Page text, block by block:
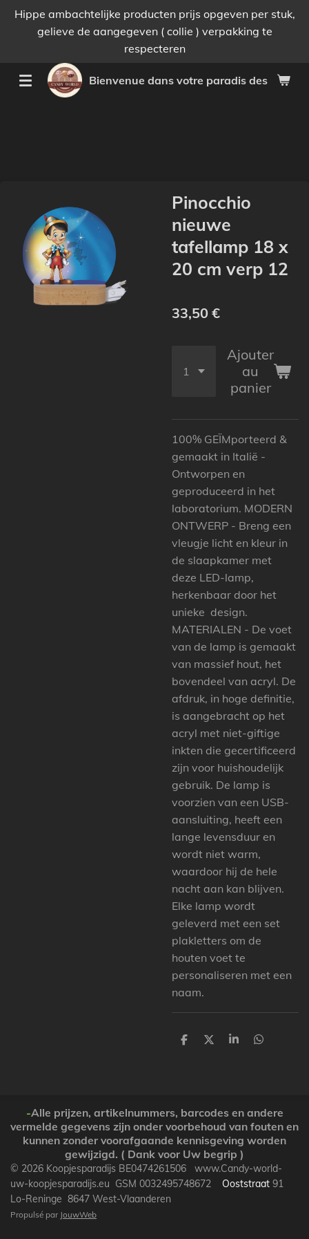
Passer
principal
Bienvenue dans votre paradis des
Hippe ambachtelijke producten prijs opgeven per stuk,
gelieve de aangegeven ( collie ) verpakking te
respecteren
Pinocchio
nieuwe
tafellamp 18 x
20 cm verp 12
33,50 €
Ajouter
au
panier
100% GEÏMporteerd &
gemaakt in Italië -
Ontworpen en
geproduceerd in het
laboratorium. MODERN
ONTWERP - Breng een
vleugje licht en kleur in
de slaapkamer met
deze LED-lamp,
herkenbaar door het
unieke design.
MATERIALEN - De voet
van de lamp is gemaakt
van massief hout, het
bovendeel van acryl. De
afdruk, in hoge definitie,
is aangebracht op het
acryl met niet-giftige
inkten die gecertificeerd
zijn voor huishoudelijk
gebruik. De lamp is
voorzien van een USB-
aansluiting, heeft een
lange levensduur en
wordt niet warm,
waardoor hij de hele
nacht aan kan blijven.
Elke lamp wordt
geleverd met een set
plakletters om de
houten voet te
personaliseren met een
naam.
P
e
P
e
P
e
P
e
-Alle prijzen, artikelnummers, barcodes en andere
vermelde gegevens zijn onder voorbehoud van fouten en
kunnen zonder voorafgaande kennisgeving worden
gewijzigd. ( Dank voor Uw begrip )
© 2026 Koopjesparadijs BE0474261506 www.Candy-world-
uw-koopjesparadijs.eu GSM 0032495748672 Ooststraat 91
Lo-Reninge 8647 West-Vlaanderen
Propulsé par JouwWeb